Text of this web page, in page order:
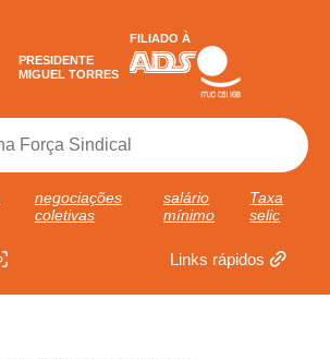
PRESIDENTE
MIGUEL TORRES
FILIADO À
negociações
coletivas
salário
mínimo
Taxa
selic
Links rápidos